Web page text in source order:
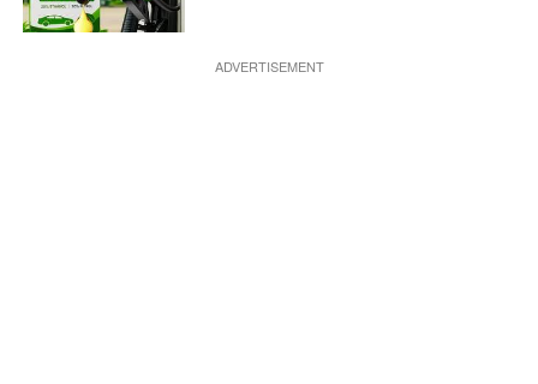
ADVERTISEMENT